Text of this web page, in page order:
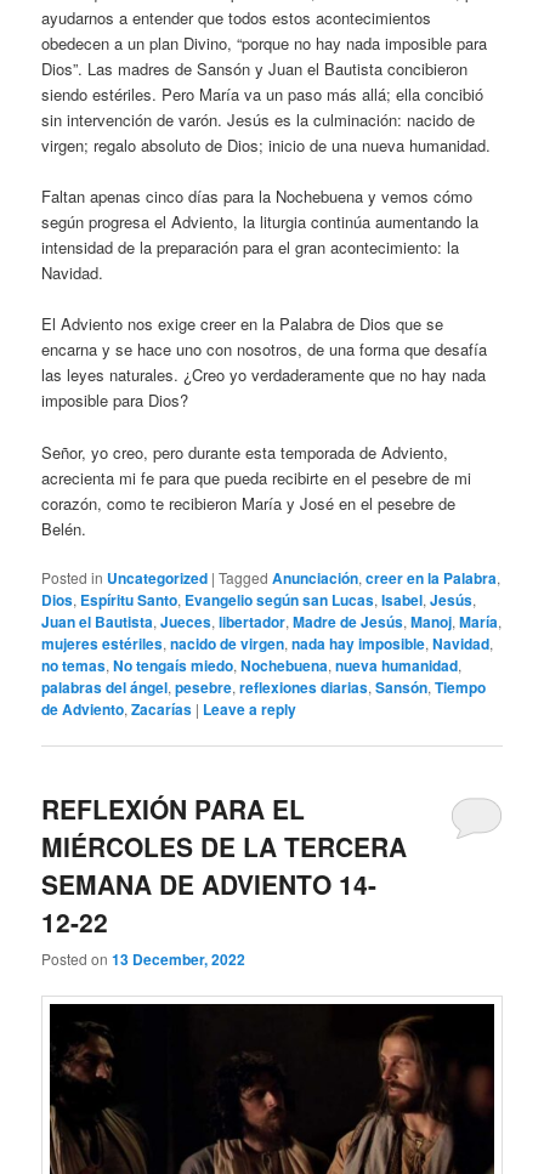
ayudarnos a entender que todos estos acontecimientos
obedecen a un plan Divino, “porque no hay nada imposible para
Dios”. Las madres de Sansón y Juan el Bautista concibieron
siendo estériles. Pero María va un paso más allá; ella concibió
sin intervención de varón. Jesús es la culminación: nacido de
virgen; regalo absoluto de Dios; inicio de una nueva humanidad.
Faltan apenas cinco días para la Nochebuena y vemos cómo
según progresa el Adviento, la liturgia continúa aumentando la
intensidad de la preparación para el gran acontecimiento: la
Navidad.
El Adviento nos exige creer en la Palabra de Dios que se
encarna y se hace uno con nosotros, de una forma que desafía
las leyes naturales. ¿Creo yo verdaderamente que no hay nada
imposible para Dios?
Señor, yo creo, pero durante esta temporada de Adviento,
acrecienta mi fe para que pueda recibirte en el pesebre de mi
corazón, como te recibieron María y José en el pesebre de
Belén.
Posted in Uncategorized |Tagged Anunciación,creer en la Palabra,
Dios, Espíritu Santo, Evangelio según san Lucas,Isabel,Jesús,
Juan el Bautista,Jueces,libertador,Madre de Jesús,Manoj,María,
mujeres estériles,nacido de virgen,nada hay imposible,Navidad,
no temas,No tengaís miedo,Nochebuena,nueva humanidad,
palabras del ángel,pesebre,reflexiones diarias,Sansón,Tiempo
de Adviento,Zacarías | Leave a reply
REFLEXIÓN PARA EL
MIÉRCOLES DE LA TERCERA
SEMANA DE ADVIENTO 14-
12-22
Posted on13 December, 2022